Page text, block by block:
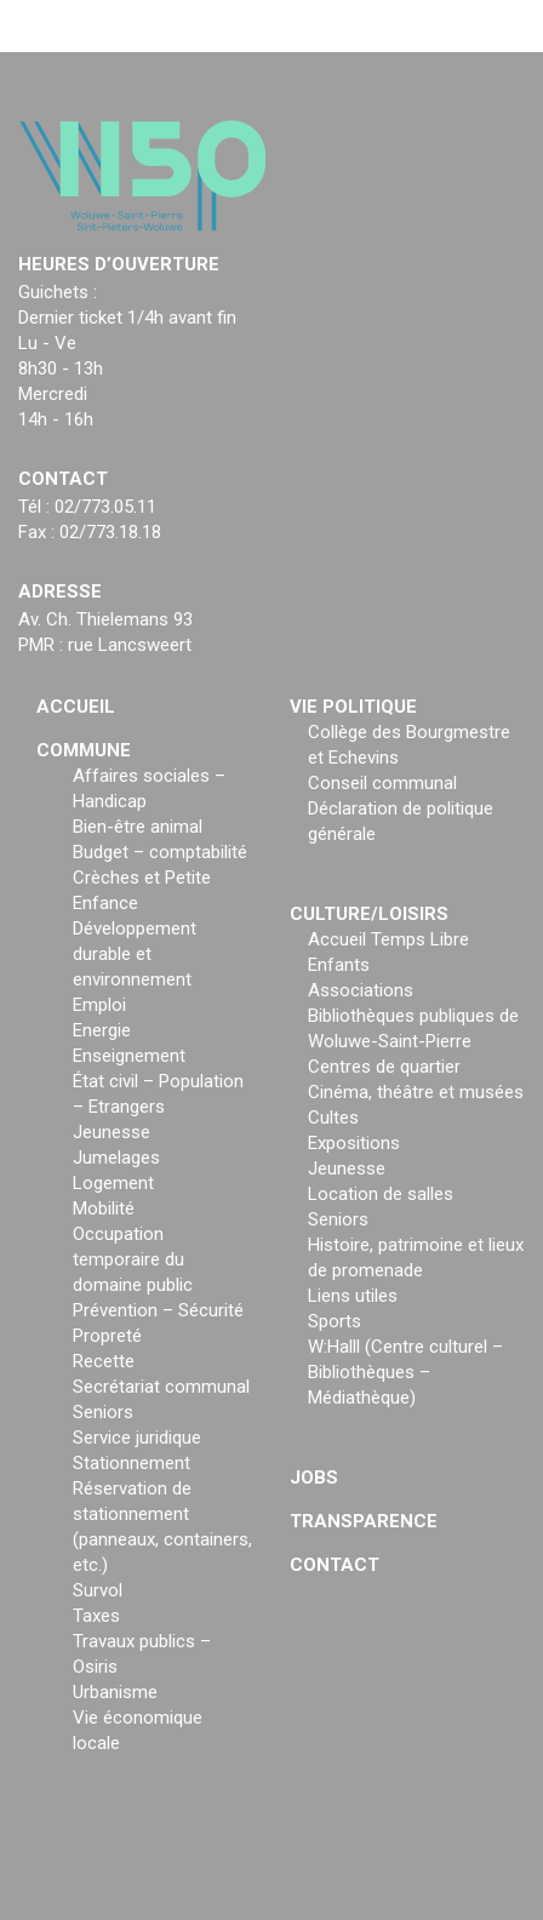
HEURES D’OUVERTURE
Guichets :
Dernier ticket 1/4h avant fin
Lu - Ve
8h30 - 13h
Mercredi
14h - 16h
CONTACT
Tél : 02/773.05.11
Fax : 02/773.18.18
ADRESSE
Av. Ch. Thielemans 93
PMR : rue Lancsweert
ACCUEIL
COMMUNE
Affaires sociales –
Handicap
Bien-être animal
Budget – comptabilité
Crèches et Petite
Enfance
Développement
durable et
environnement
Emploi
Energie
Enseignement
État civil – Population
– Etrangers
Jeunesse
Jumelages
Logement
Mobilité
Occupation
temporaire du
domaine public
Prévention – Sécurité
Propreté
Recette
Secrétariat communal
Seniors
Service juridique
Stationnement
Réservation de
stationnement
(panneaux, containers,
etc.)
Survol
Taxes
Travaux publics –
Osiris
Urbanisme
Vie économique
locale
VIE POLITIQUE
Collège des Bourgmestre
et Echevins
Conseil communal
Déclaration de politique
générale
CULTURE/LOISIRS
Accueil Temps Libre
Enfants
Associations
Bibliothèques publiques de
Woluwe-Saint-Pierre
Centres de quartier
Cinéma, théâtre et musées
Cultes
Expositions
Jeunesse
Location de salles
Seniors
Histoire, patrimoine et lieux
de promenade
Liens utiles
Sports
W:Halll (Centre culturel –
Bibliothèques –
Médiathèque)
JOBS
TRANSPARENCE
CONTACT